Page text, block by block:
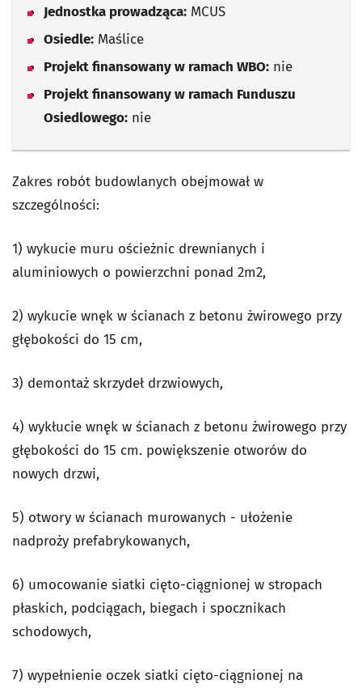
Jednostka prowadząca: MCUS
Osiedle: Maślice
Projekt finansowany w ramach WBO: nie
Projekt finansowany w ramach Funduszu
Osiedlowego: nie
Zakres robót budowlanych obejmował w
szczególności:
1) wykucie muru ościeżnic drewnianych i
aluminiowych o powierzchni ponad 2m2,
2) wykucie wnęk w ścianach z betonu żwirowego przy
głębokości do 15 cm,
3) demontaż skrzydeł drzwiowych,
4) wykłucie wnęk w ścianach z betonu żwirowego przy
głębokości do 15 cm. powiększenie otworów do
nowych drzwi,
5) otwory w ścianach murowanych - ułożenie
nadproży prefabrykowanych,
6) umocowanie siatki cięto-ciągnionej w stropach
płaskich, podciągach, biegach i spocznikach
schodowych,
7) wypełnienie oczek siatki cięto-ciągnionej na